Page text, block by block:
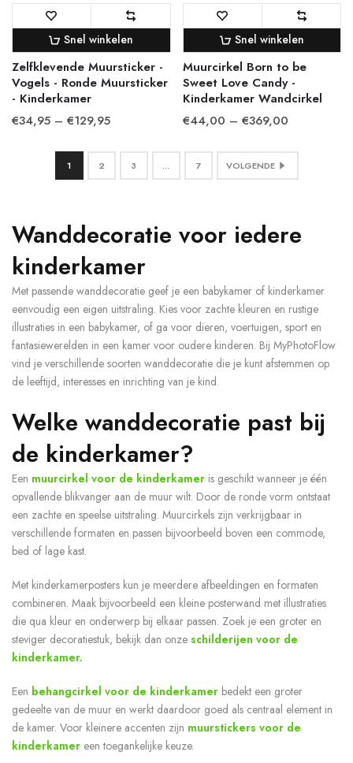
Snel winkelen
Zelfklevende Muursticker -
Vogels - Ronde Muursticker
- Kinderkamer
€34,95 – €129,95
Snel winkelen
Muurcirkel Born to be
Sweet Love Candy -
Kinderkamer Wandcirkel
€44,00 – €369,00
1 2 3 … 7 VOLGENDE
Wanddecoratie voor iedere
kinderkamer
Met passende wanddecoratie geef je een babykamer of kinderkamer
eenvoudig een eigen uitstraling. Kies voor zachte kleuren en rustige
illustraties in een babykamer, of ga voor dieren, voertuigen, sport en
fantasiewerelden in een kamer voor oudere kinderen. Bij MyPhotoFlow
vind je verschillende soorten wanddecoratie die je kunt afstemmen op
de leeftijd, interesses en inrichting van je kind.
Welke wanddecoratie past bij
de kinderkamer?
Een muurcirkel voor de kinderkamer is geschikt wanneer je één
opvallende blikvanger aan de muur wilt. Door de ronde vorm ontstaat
een zachte en speelse uitstraling. Muurcirkels zijn verkrijgbaar in
verschillende formaten en passen bijvoorbeeld boven een commode,
bed of lage kast.
Met kinderkamerposters kun je meerdere afbeeldingen en formaten
combineren. Maak bijvoorbeeld een kleine posterwand met illustraties
die qua kleur en onderwerp bij elkaar passen. Zoek je een groter en
steviger decoratiestuk, bekijk dan onze schilderijen voor de
kinderkamer.
Een behangcirkel voor de kinderkamer bedekt een groter
gedeelte van de muur en werkt daardoor goed als centraal element in
de kamer. Voor kleinere accenten zijn muurstickers voor de
kinderkamer een toegankelijke keuze.